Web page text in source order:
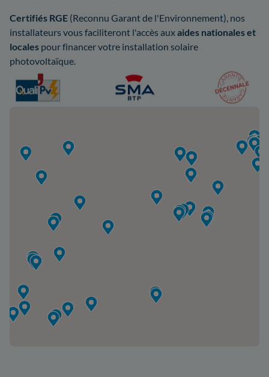
Certifiés RGE (Reconnu Garant de l'Environnement), nos
installateurs vous faciliteront l'accès auxaides nationales et
locales pour financer votre installation solaire
photovoltaïque.